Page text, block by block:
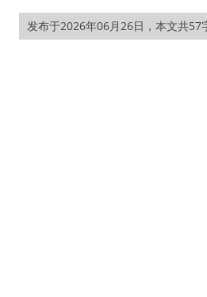
发布于2026年06月26日，本文共57